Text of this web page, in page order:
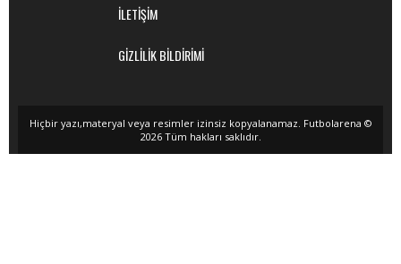
İLETİŞİM
GİZLİLİK BİLDİRİMİ
Hiçbir yazı,materyal veya resimler izinsiz kopyalanamaz. Futbolarena ©
2026 Tüm hakları saklıdır.